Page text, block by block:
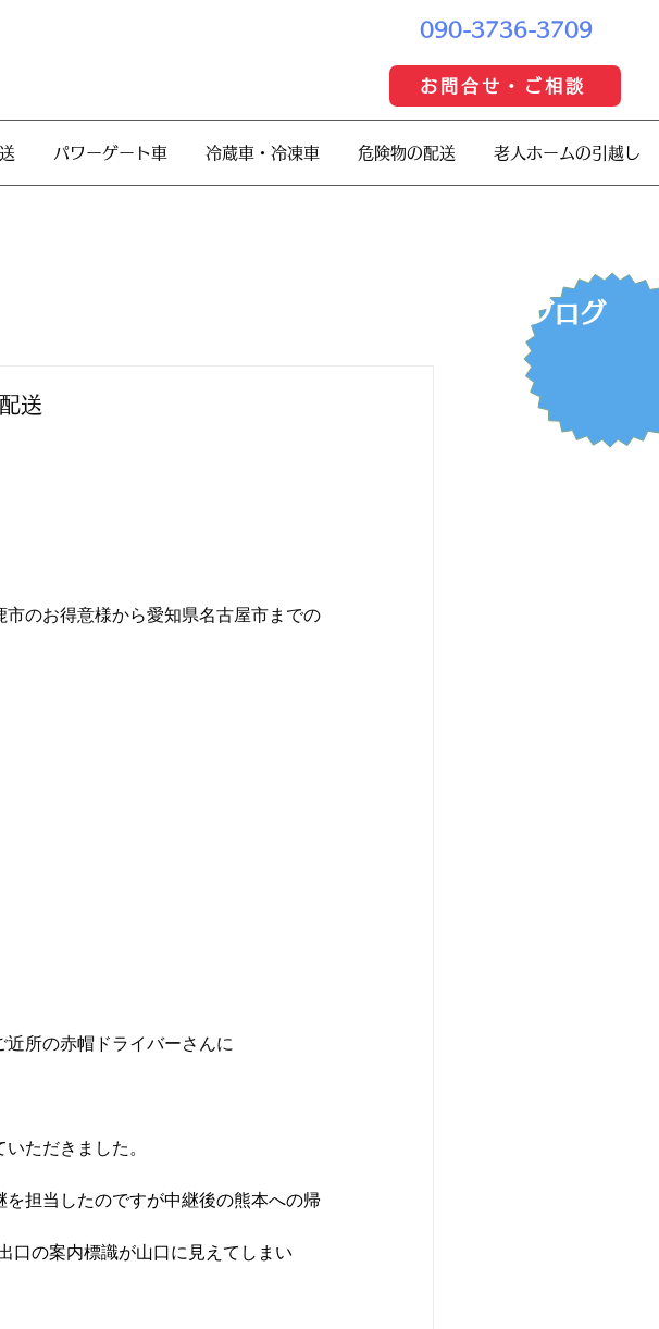
​ブログ
090-3736-3709
お問合せ・ご相談
パワーゲート車 冷蔵車・冷凍車 危険物の配送 老人ホームの引越し
送
のお得意様から愛知県名古屋市までの
所の赤帽ドライバーさんに
ただきました。
担当したのですが中継後の熊本への帰
口の案内標識が山口に見えてしまい